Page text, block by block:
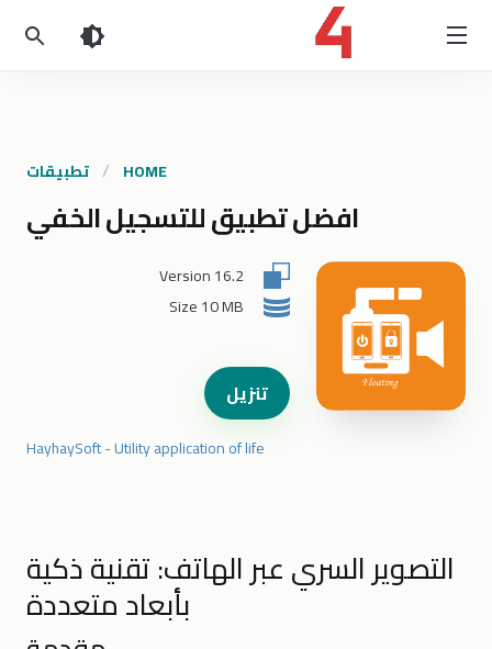
HOME تطبيقات
افضل تطبيق للتسجيل الخفي
Version16.2
Size10 MB
تنزيل
HayhaySoft - Utility application of life
التصوير السري عبر الهاتف: تقنية ذكية
بأبعاد متعددة